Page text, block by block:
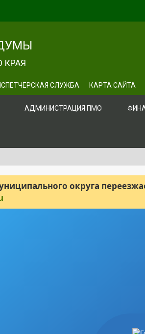
КРАЯ
СЛУЖБА КАРТА САЙТА
АДМИНИСТРАЦИЯ ПМО
округа